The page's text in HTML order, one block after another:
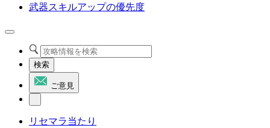
武器スキルアップの優先度
検索
ご意見
リセマラ当たり